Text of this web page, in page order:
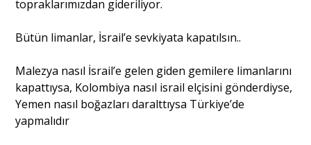
topraklarımızdan gideriliyor.
Bütün limanlar, İsrail’e sevkiyata kapatılsın..
Malezya nasıl İsrail’e gelen giden gemilere limanlarını
kapattıysa, Kolombiya nasıl israil elçisini gönderdiyse,
Yemen nasıl boğazları daralttıysa Türkiye’de
yapmalıdır